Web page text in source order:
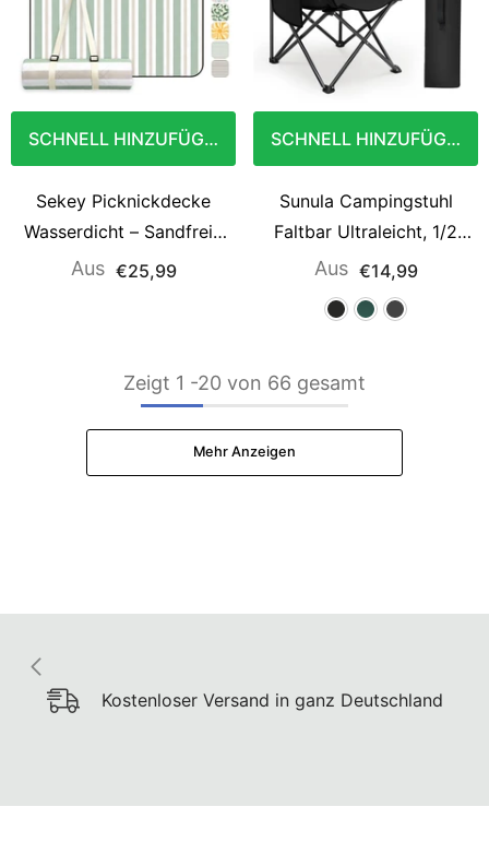
SCHNELL HINZUFÜGEN
Sekey Picknickdecke
Wasserdicht – Sandfreie
Stranddecke mit
Unterseite & Tragegurt für
Aus €25,99
SCHNELL HINZUFÜGEN
Sunula Campingstuhl
Faltbar Ultraleicht, 1/2
Stück, Tragbar mit
Tragetasche und
Seitentaschen, 100 kg
Füße, Mondstuhl Design,
Picknick, Garten, Strand,
600D Oxford-Stoff
Aus €14,99
Zeigt 1 -20 von 66 gesamt
Mehr Anzeigen
Kostenloser Versand in ganz Deutschland